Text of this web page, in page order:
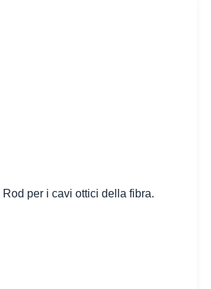
per i cavi ottici della fibra.